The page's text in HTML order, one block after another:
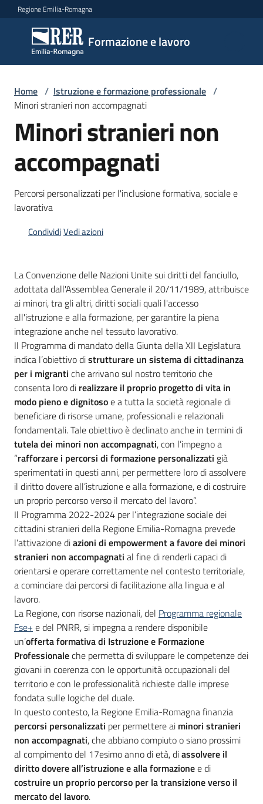
Vai al contenuto
Vai alla navigazione
Vai al footer
Regione Emilia-Romagna
Formazione e lavoro
Formazione
e lavoro
Argomenti
Servizi
Bandi
Piani
Programmi
Progetti
Fondo
sociale
europeo
Plus
Seguici
su
Home / Istruzione e formazione professionale /
Minori stranieri non accompagnati
Minori stranieri non
accompagnati
Percorsi personalizzati per l'inclusione formativa, sociale e
lavorativa
CondividiVedi azioni
La Convenzione delle Nazioni Unite sui diritti del fanciullo,
adottata dall'Assemblea Generale il 20/11/1989, attribuisce
ai minori, tra gli altri, diritti sociali quali l'accesso
all'istruzione e alla formazione, per garantire la piena
integrazione anche nel tessuto lavorativo.
Il Programma di mandato della Giunta della XII Legislatura
indica l’obiettivo distrutturare un sistema di cittadinanza
per i migranti che arrivano sul nostro territorio che
consenta loro di realizzare il proprio progetto di vita in
modo pieno e dignitosoe a tutta la società regionale di
beneficiare di risorse umane, professionali e relazionali
fondamentali. Tale obiettivo è declinato anche in termini di
tutela dei minori non accompagnati, con l’impegno a
“rafforzare i percorsi di formazione personalizzati già
sperimentati in questi anni, per permettere loro di assolvere
il diritto dovere all’istruzione e alla formazione, e di costruire
un proprio percorso verso il mercato del lavoro”.
Il Programma 2022-2024 per l’integrazione sociale dei
cittadini stranieri della Regione Emilia-Romagna prevede
l’attivazione diazioni di empowerment a favore dei minori
stranieri non accompagnati al fine di renderli capaci di
orientarsi e operare correttamente nel contesto territoriale,
a cominciare dai percorsi di facilitazione alla lingua e al
lavoro.
La Regione, con risorse nazionali, del Programma regionale
Fse+ e del PNRR, si impegna a rendere disponibile
un’offerta formativa di Istruzione e Formazione
Professionaleche permetta di sviluppare le competenze dei
giovani in coerenza con le opportunità occupazionali del
territorio e con le professionalità richieste dalle imprese
fondata sulle logiche del duale.
In questo contesto, la Regione Emilia-Romagna finanzia
percorsi personalizzati per permettere ai minori stranieri
non accompagnati, che abbiano compiuto o siano prossimi
al compimento del 17esimo anno di età, diassolvere il
diritto dovere all’istruzione e alla formazionee di
costruire un proprio percorso per la transizione verso il
mercato del lavoro.